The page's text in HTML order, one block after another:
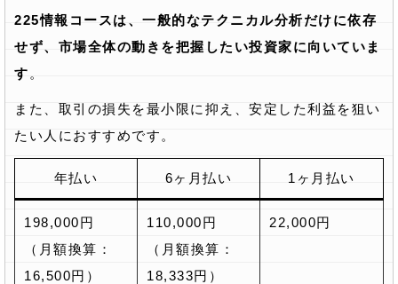
225情報コースは、一般的なテクニカル分析だけに依存
せず、市場全体の動きを把握したい投資家に向いていま
す 。
また、取引の損失を最小限に抑え、安定した利益を狙い
たい人におすすめです。
年払い 6ヶ月払い 1ヶ月払い
198,000円
（月額換算：
16,500円）
110,000円
（月額換算：
18,333円）
22,000円